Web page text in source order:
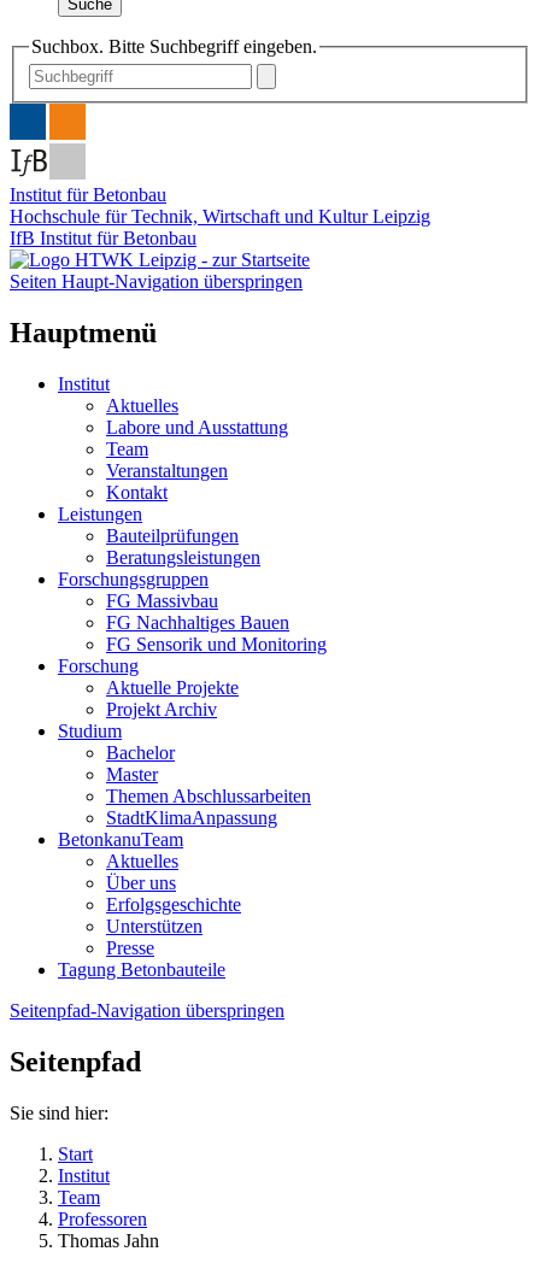
Suche
Suchbox. Bitte Suchbegriff eingeben.
Institut für Betonbau
Hochschule für Technik, Wirtschaft und Kultur Leipzig
IfB Institut für Betonbau
Seiten Haupt-Navigation überspringen
Hauptmenü
Institut
Aktuelles
Labore und Ausstattung
Team
Veranstaltungen
Kontakt
Leistungen
Bauteilprüfungen
Beratungsleistungen
Forschungsgruppen
FG Massivbau
FG Nachhaltiges Bauen
FG Sensorik und Monitoring
Forschung
Aktuelle Projekte
Projekt Archiv
Studium
Bachelor
Master
Themen Abschlussarbeiten
StadtKlimaAnpassung
BetonkanuTeam
Aktuelles
Über uns
Erfolgsgeschichte
Unterstützen
Presse
Tagung Betonbauteile
Seitenpfad-Navigation überspringen
Seitenpfad
Sie sind hier:
Start
Institut
Team
Professoren
Thomas Jahn